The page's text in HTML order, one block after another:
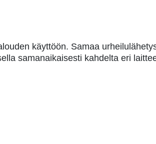
käyttöön. Samaa
samanaikaisesti kahdelta eri